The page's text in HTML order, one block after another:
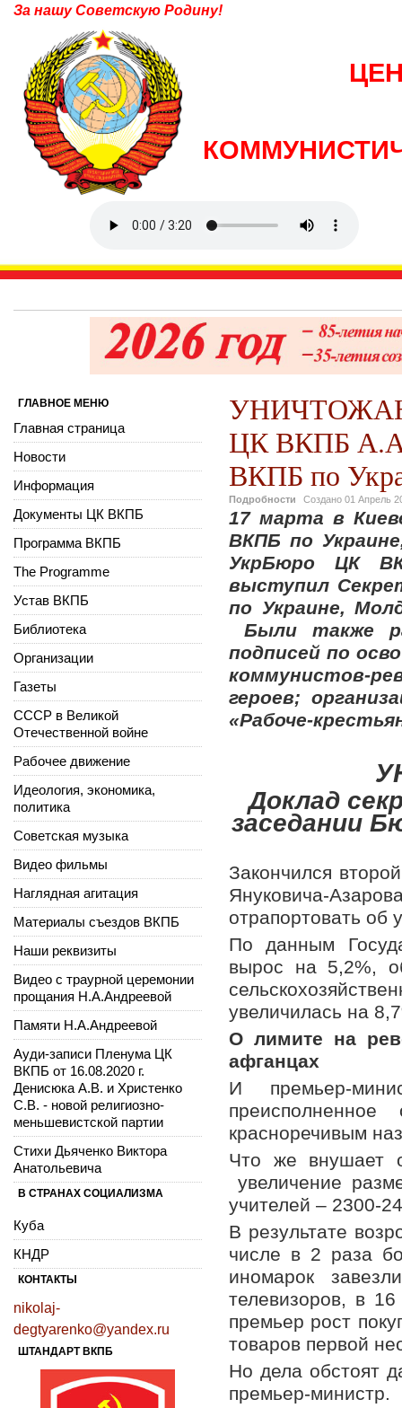
За нашу Советскую Родину!
ЦК ВКПБ
ВКПБ по
Подробности Создано 01 Апрель
17 марта в
ВКПБ по
УкрБюро ЦК
выступил
по Украине,
Были также
подписей по
коммунистов-
героев;
«Рабоче-
Доклад
заседании
Закончился
Януковича-
отрапортовать об
По данным
вырос на 5,2%,
увеличилась на
О лимите на
афганцах
И премьер-
красноречивым
Что же внушает
увеличение
учителей – 2300-
В результате
числе в 2 раза
иномарок
телевизоров, в
премьер рост
товаров первой
Но дела обстоят
премьер-министр.
ГЛАВНОЕ МЕНЮ
Главная страница
Новости
Информация
Документы ЦК ВКПБ
Программа ВКПБ
The Programme
Устав ВКПБ
Библиотека
Организации
Газеты
СССР в Великой
Отечественной войне
Рабочее движение
Идеология, экономика,
политика
Советская музыка
Видео фильмы
Наглядная агитация
Материалы съездов ВКПБ
Наши реквизиты
Видео с траурной церемонии
прощания Н.А.Андреевой
Памяти Н.А.Андреевой
Ауди-записи Пленума ЦК
ВКПБ от 16.08.2020 г.
Денисюка А.В. и Христенко
С.В. - новой религиозно-
меньшевистской партии
Стихи Дьяченко Виктора
Анатольевича
В СТРАНАХ СОЦИАЛИЗМА
Куба
КНДР
КОНТАКТЫ
nikolaj-
degtyarenko@yandex.ru
ШТАНДАРТ ВКПБ